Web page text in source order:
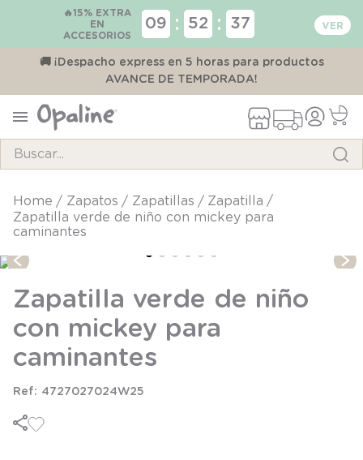
🔥15% EXTRA
EN
ACCESORIOS
09 : 52 : 37
🚚 ¡Despacho express en 5 horas para productos
AVANCE DE TEMPORADA!
zapatos zapatillas
zapatilla
Zapatilla verde de niño con mickey para
caminantes
Zapatilla verde de niño
con mickey para
caminantes
4727027024W25
TÉRMINOS MÁS BUSCADOS
1.
pijama
4.
body
5.
panty
6.
manta
7 .
niña
8.